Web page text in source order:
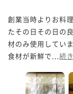
創業当時よりお料
たその日その日の
材のみ使用していま
食材が新鮮で... 続